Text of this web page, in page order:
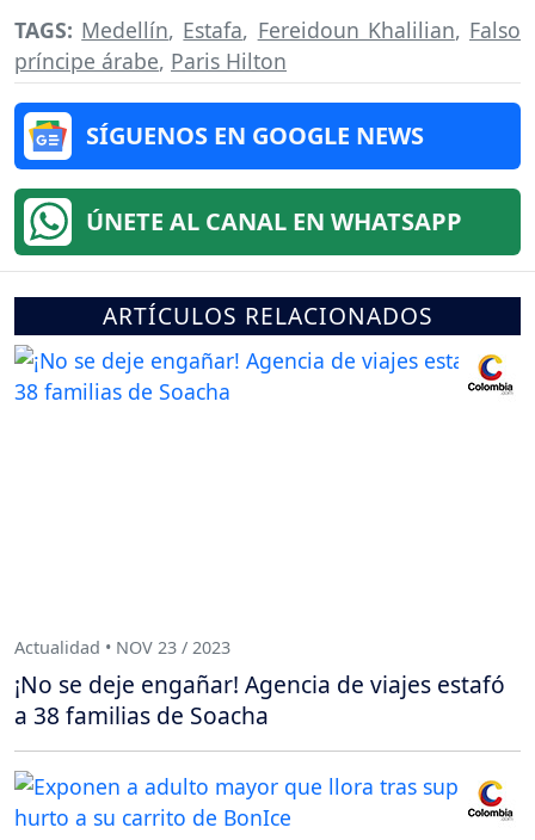
TAGS: Medellín, Estafa, Fereidoun Khalilian, Falso
príncipe árabe, Paris Hilton
SÍGUENOS EN GOOGLE NEWS
ÚNETE AL CANAL EN WHATSAPP
ARTÍCULOS RELACIONADOS
Actualidad • NOV 23 / 2023
¡No se deje engañar! Agencia de viajes estafó
a 38 familias de Soacha